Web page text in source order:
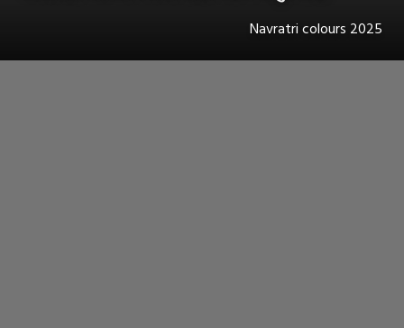
Navratri colours 2025